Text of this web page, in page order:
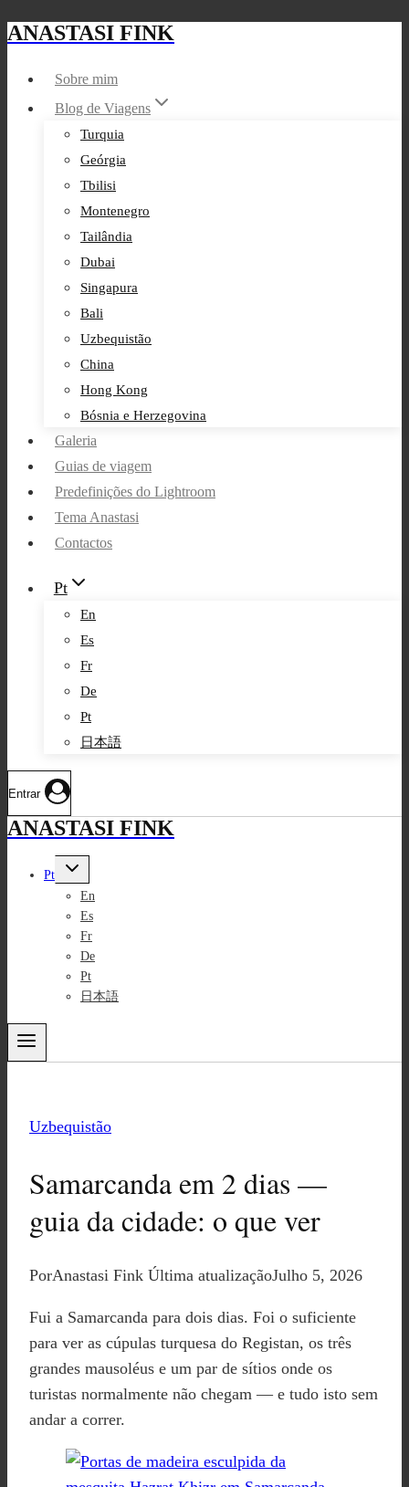
Skip
content
ANASTASI FINK
Sobre mim
Blog de Viagens
Turquia
Geórgia
Tbilisi
Montenegro
Tailândia
Dubai
Singapura
Bali
Uzbequistão
China
Hong Kong
Bósnia e Herzegovina
Galeria
Guias de viagem
Predefinições do Lightroom
Tema Anastasi
Contactos
Pt
En
Es
Fr
De
Pt
日本語
Entrar
ANASTASI FINK
Pt
Toggle
menuEn
Es
Fr
De
Pt
日本語
Uzbequistão
Samarcanda em 2 dias —
guia da cidade: o que ver
PorAnastasi Fink Última atualizaçãoJulho 5, 2026
Fui a Samarcanda para dois dias. Foi o suficiente
para ver as cúpulas turquesa do Registan, os três
grandes mausoléus e um par de sítios onde os
turistas normalmente não chegam — e tudo isto sem
andar a correr.